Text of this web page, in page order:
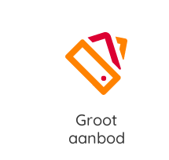
Groot
aanbod